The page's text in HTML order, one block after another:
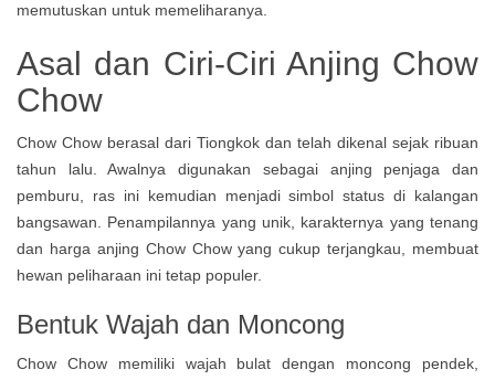
memutuskan untuk memeliharanya.
Asal dan Ciri-Ciri Anjing Chow
Chow
Chow Chow berasal dari Tiongkok dan telah dikenal sejak ribuan
tahun lalu. Awalnya digunakan sebagai anjing penjaga dan
pemburu, ras ini kemudian menjadi simbol status di kalangan
bangsawan. Penampilannya yang unik, karakternya yang tenang
dan harga anjing Chow Chow yang cukup terjangkau, membuat
hewan peliharaan ini tetap populer.
Bentuk Wajah dan Moncong
Chow Chow memiliki wajah bulat dengan moncong pendek,